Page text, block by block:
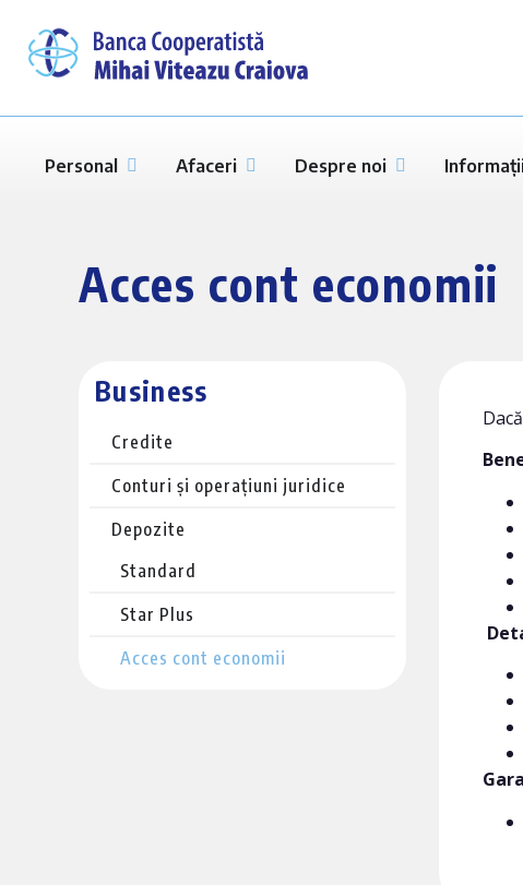
Personal Afaceri Despre noi
Acces cont economii
Business
Credite
Conturi și operațiuni juridice
Depozite
Standard
Star Plus
Acces cont economii